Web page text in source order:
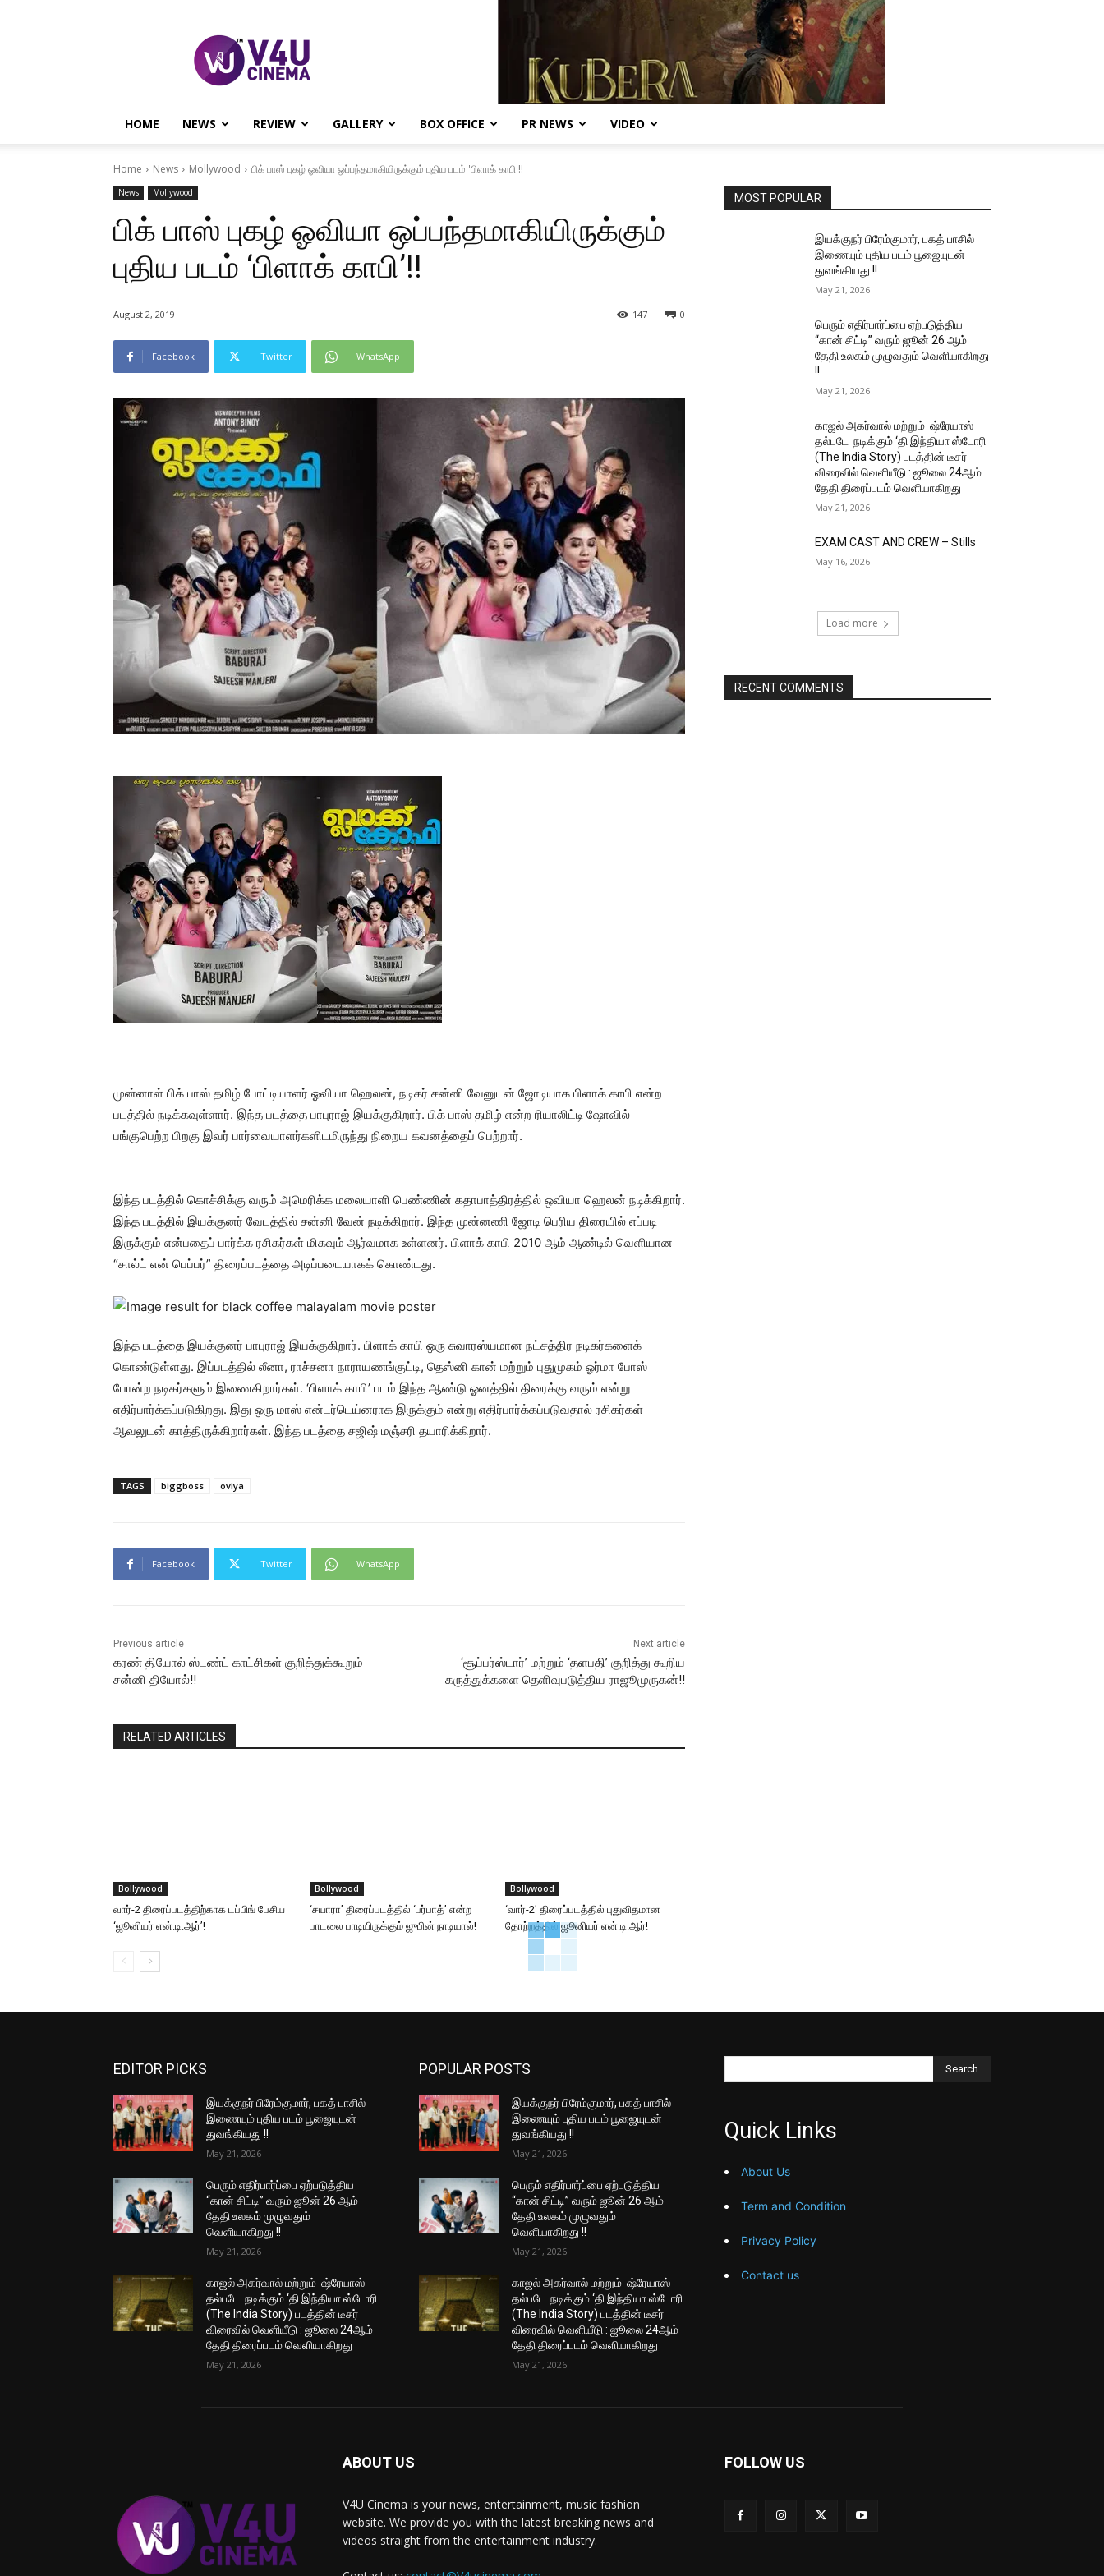
CINEMA
HOME NEWS REVIEW GALLERY BOX OFFICE PR NEWS VIDEO
Home News Mollywood பிக் பாஸ் புகழ் ஓவியா ஒப்பந்தமாகியிருக்கும் புதிய படம் 'பிளாக் காபி'!!
News Mollywood
பிக் பாஸ் புகழ் ஓவியா ஒப்பந்தமாகியிருக்கும்
புதிய படம் ‘பிளாக் காபி’!!
August 2, 2019 0
147
Facebook Twitter WhatsApp
முன்னாள் பிக் பாஸ் தமிழ் போட்டியாளர் ஓவியா ஹெலன், நடிகர் சன்னி வேனுடன் ஜோடியாக பிளாக் காபி என்ற
படத்தில் நடிக்கவுள்ளார். இந்த படத்தை பாபுராஜ் இயக்குகிறார். பிக் பாஸ் தமிழ் என்ற ரியாலிட்டி ஷோவில்
பங்குபெற்ற பிறகு இவர் பார்வையாளர்களிடமிருந்து நிறைய கவனத்தைப் பெற்றார்.
இந்த படத்தில் கொச்சிக்கு வரும் அமெரிக்க மலையாளி பெண்ணின் கதாபாத்திரத்தில் ஒவியா ஹெலன் நடிக்கிறார்.
இந்த படத்தில் இயக்குனர் வேடத்தில் சன்னி வேன் நடிக்கிறார். இந்த முன்னணி ஜோடி பெரிய திரையில் எப்படி
இருக்கும் என்பதைப் பார்க்க ரசிகர்கள் மிகவும் ஆர்வமாக உள்ளனர். பிளாக் காபி 2010 ஆம் ஆண்டில் வெளியான
“சால்ட் என் பெப்பர்” திரைப்படத்தை அடிப்படையாகக் கொண்டது.
இந்த படத்தை இயக்குனர் பாபுராஜ் இயக்குகிறார். பிளாக் காபி ஒரு சுவாரஸ்யமான நட்சத்திர நடிகர்களைக்
கொண்டுள்ளது. இப்படத்தில் லீனா, ராச்சனா நாராயணங்குட்டி, தெஸ்னி கான் மற்றும் புதுமுகம் ஓர்மா போஸ்
போன்ற நடிகர்களும் இணைகிறார்கள். ‘பிளாக் காபி’ படம் இந்த ஆண்டு ஓனத்தில் திரைக்கு வரும் என்று
எதிர்பார்க்கப்படுகிறது. இது ஒரு மாஸ் என்டர்டெய்னராக இருக்கும் என்று எதிர்பார்க்கப்படுவதால் ரசிகர்கள்
ஆவலுடன் காத்திருக்கிறார்கள். இந்த படத்தை சஜிஷ் மஞ்சரி தயாரிக்கிறார்.
TAGS biggboss oviya
Facebook Twitter WhatsApp
Previous article
கரண் தியோல் ஸ்டண்ட் காட்சிகள் குறித்துக்கூறும்
சன்னி தியோல்!!
Next article
‘சூப்பர்ஸ்டார்’ மற்றும் ‘தளபதி’ குறித்து கூறிய
கருத்துக்களை தெளிவுபடுத்திய ராஜூமுருகன்!!
RELATED ARTICLES
Bollywood
வார்-2 திரைப்படத்திற்காக டப்பிங் பேசிய
‘ஜூனியர் என்.டி.ஆர்’!
Bollywood
‘சயாரா’ திரைப்படத்தில் ‘பர்பாத்’ என்ற
பாடலை பாடியிருக்கும் ஜுபின் நாடியால்!
Bollywood
‘வார்-2’ திரைப்படத்தில் புதுவிதமான
தோற்றத்தில் ஜூனியர் என்.டி.ஆர்!
MOST POPULAR
இயக்குநர் பிரேம்குமார், பகத் பாசில்
இணையும் புதிய படம் பூஜையுடன்
துவங்கியது !!
May 21, 2026
பெரும் எதிர்பார்ப்பை ஏற்படுத்திய
“கான் சிட்டி” வரும் ஜூன் 26 ஆம்
தேதி உலகம் முழுவதும் வெளியாகிறது
!!
May 21, 2026
காஜல் அகர்வால் மற்றும் ஷ்ரேயாஸ்
தல்படே நடிக்கும் ‘தி இந்தியா ஸ்டோரி
(The India Story) படத்தின் டீசர்
விரைவில் வெளியீடு : ஜூலை 24ஆம்
தேதி திரைப்படம் வெளியாகிறது
May 21, 2026
EXAM CAST AND CREW – Stills
May 16, 2026
Load more
RECENT COMMENTS
EDITOR PICKS
இயக்குநர் பிரேம்குமார், பகத் பாசில்
இணையும் புதிய படம் பூஜையுடன்
துவங்கியது !!
May 21, 2026
பெரும் எதிர்பார்ப்பை ஏற்படுத்திய
“கான் சிட்டி” வரும் ஜூன் 26 ஆம்
தேதி உலகம் முழுவதும்
வெளியாகிறது !!
May 21, 2026
காஜல் அகர்வால் மற்றும் ஷ்ரேயாஸ்
தல்படே நடிக்கும் ‘தி இந்தியா ஸ்டோரி
(The India Story) படத்தின் டீசர்
விரைவில் வெளியீடு : ஜூலை 24ஆம்
தேதி திரைப்படம் வெளியாகிறது
May 21, 2026
POPULAR POSTS
இயக்குநர் பிரேம்குமார், பகத் பாசில்
இணையும் புதிய படம் பூஜையுடன்
துவங்கியது !!
May 21, 2026
பெரும் எதிர்பார்ப்பை ஏற்படுத்திய
“கான் சிட்டி” வரும் ஜூன் 26 ஆம்
தேதி உலகம் முழுவதும்
வெளியாகிறது !!
May 21, 2026
காஜல் அகர்வால் மற்றும் ஷ்ரேயாஸ்
தல்படே நடிக்கும் ‘தி இந்தியா ஸ்டோரி
(The India Story) படத்தின் டீசர்
விரைவில் வெளியீடு : ஜூலை 24ஆம்
தேதி திரைப்படம் வெளியாகிறது
May 21, 2026
Search
Quick Links
About Us
Term and Condition
Privacy Policy
Contact us
ABOUT US
V4U Cinema is your news, entertainment, music fashion
website. We provide you with the latest breaking news and
videos straight from the entertainment industry.
FOLLOW US